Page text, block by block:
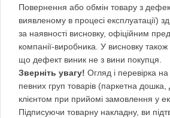
Повернення або обмін товару з
виявленому в процесі експлуатації)
за наявності висновку, офіційним
компанії-виробника. У висновку
що дефект виник не з вини покупця.
Зверніть увагу! Огляд і перевірка
певних груп товарів (паркетна дошка,
клієнтом при прийомі замовлення у
Підписуючи товарну накладну, ви